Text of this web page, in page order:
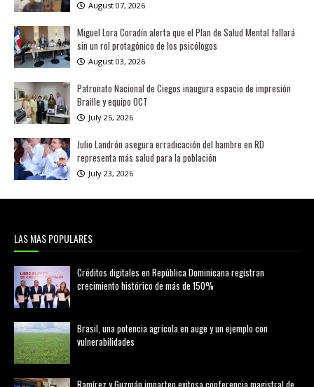
August 07, 2026
Miguel Lora Coradín alerta que el Plan de Salud Mental fallará
sin un rol protagónico de los psicólogos
August 03, 2026
Patronato Nacional de Ciegos inaugura espacio de impresión
Braille y equipo OCT
July 25, 2026
Julio Landrón asegura erradicación del hambre en RD
representa más salud para la población
July 23, 2026
LAS MAS POPULARES
Créditos digitales en República Dominicana registran
crecimiento histórico de más de 150%
Brasil, una potencia agrícola en auge y un ejemplo con
vulnerabilidades
Ramírez y Guzmán imparten exitosa conferencia magistral de